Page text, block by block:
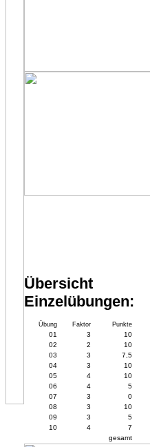
Übersicht
Einzelübungen:
Übung Faktor Punkte
01 3 10
02
2 10
03
3 7,5
04
3 10
05
4 10
06
4 5
07
3 0
08
3 10
09
3 5
10
4 7
gesamt